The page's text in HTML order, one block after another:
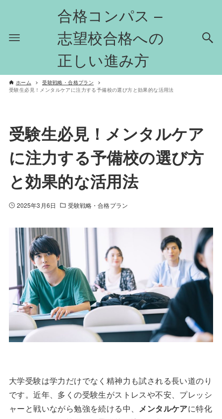
合格コンパス –
志望校合格への
正しい進み方
ホーム
受験戦略・合格プラン
受験生必見！メンタルケアに注力する予備校の選び方と効果的な活用法
受験生必見！メンタルケア
に注力する予備校の選び方
と効果的な活用法
2025年3月6日 受験戦略・合格プラン
大学受験は学力だけでなく精神力も試される長い道のり
です。近年、多くの受験生がストレスや不安、プレッシ
ャーと戦いながら勉強を続ける中、 メンタルケアに特化